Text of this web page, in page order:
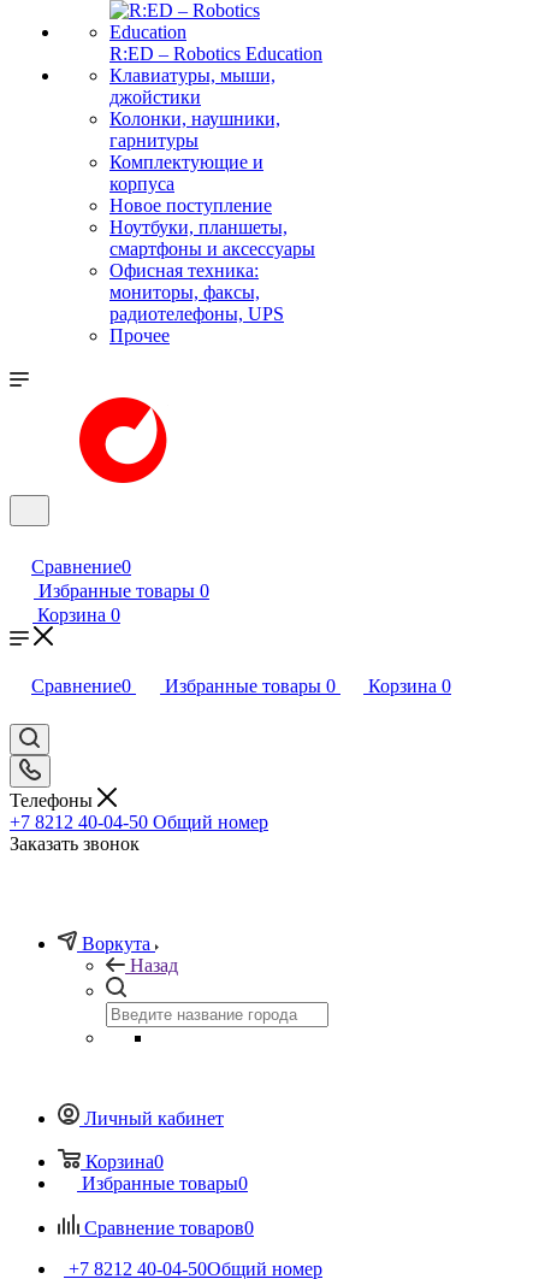
R:ED – Robotics Education
Клавиатуры, мыши,
джойстики
Колонки, наушники,
гарнитуры
Комплектующие и
корпуса
Новое поступление
Ноутбуки, планшеты,
смартфоны и аксессуары
Офисная техника:
мониторы, факсы,
радиотелефоны, UPS
Прочее
Сравнение0
Избранные товары 0
Корзина 0
Сравнение0 Избранные товары 0 Корзина 0
Телефоны
+7 8212 40-04-50 Общий номер
Заказать звонок
Воркута
Назад
Личный кабинет
Корзина0
Избранные товары0
Сравнение товаров0
+7 8212 40-04-50Общий номер